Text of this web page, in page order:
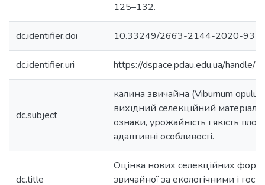
125–132.
dc.identifier.doi 10.33249/2663-2144-2020-93-
dc.identifier.uri https://dspace.pdau.edu.ua/
dc.subject
калина звичайна (Viburnum
вихідний селекційний матеріал;
ознаки, урожайність і якість
адаптивні особливості.
dc.title
Оцінка нових селекційних
звичайної за екологічними і